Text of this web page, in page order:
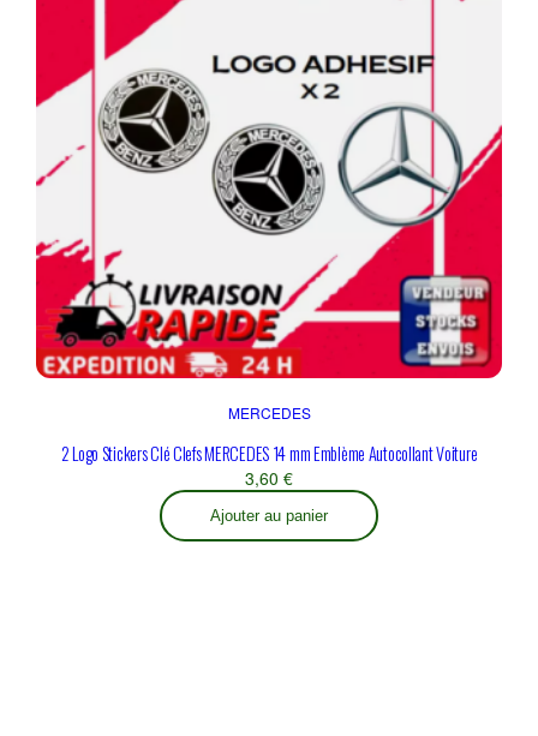
MERCEDES
2 Logo Stickers Clé Clefs MERCEDES 14 mm Emblème Autocollant Voiture
3,60 €
Ajouter au panier